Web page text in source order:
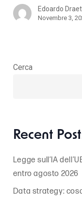
Edoardo
Novembre 3,
Cerca
Recent
Legge sull’IA
entro agosto 2026
Data strategy: